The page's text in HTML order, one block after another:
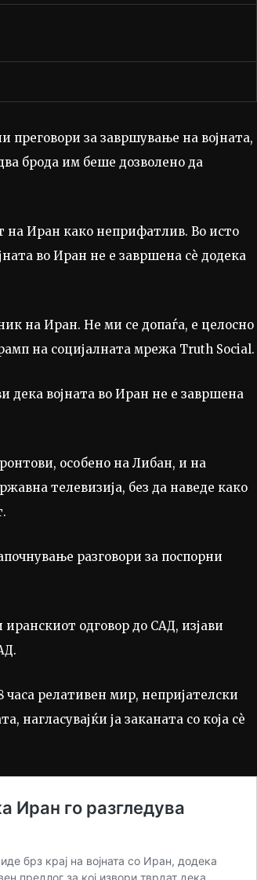
преговори за завршување на војната,
брода им беше дозволено да
на Иран како неприфатлив. Во исто
во Иран не е завршена сè додека
на Иран. Не ми се допаѓа, е целосно
на социјалната мрежа Truth Social.
дека војната во Иран не е завршена
особено на Либан, и на
телевизија, без да наведе како
разговори за поспорни
иранскиот одговор до САД, изјави
релативен мир, непријателски
нагласувајќи ја заканата со која сè